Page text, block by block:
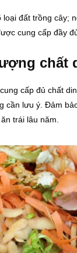
loại đất trồng cây;
cung cấp đầy
chất
cấp đủ chất
cần lưu ý. Đảm
trái lâu năm.